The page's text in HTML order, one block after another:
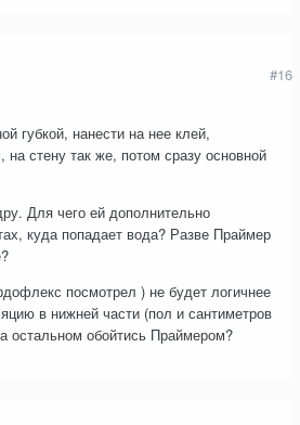
#16
губкой, нанести на нее клей,
на стену так же, потом сразу основной
Для чего ей дополнительно
куда попадает вода? Разве Праймер
посмотрел ) не будет логичнее
в нижней части (пол и сантиметров
остальном обойтись Праймером?